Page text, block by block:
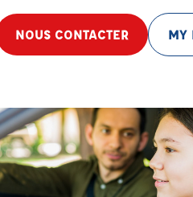
NOUS CONTACTER MY